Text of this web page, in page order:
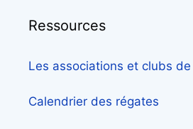
Ressources
Les associations et clubs
Calendrier des régates